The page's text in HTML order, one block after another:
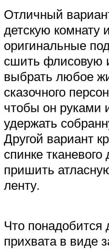
Отличный
детскую комнату
оригинальные
сшить флисовую
выбрать любое
сказочного
чтобы он руками
удержать
Другой вариант
спинке тканевого
пришить
ленту.
Что понадобится
прихвата в виде